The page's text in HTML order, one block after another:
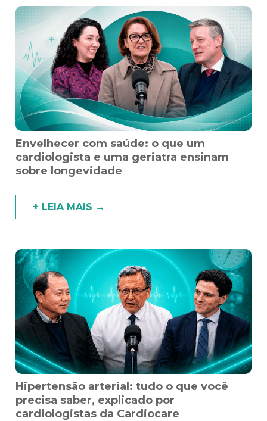
Envelhecer com saúde: o que um
cardiologista e uma geriatra ensinam
sobre longevidade
+ LEIA MAIS →
Hipertensão arterial: tudo o que você
precisa saber, explicado por
cardiologistas da Cardiocare